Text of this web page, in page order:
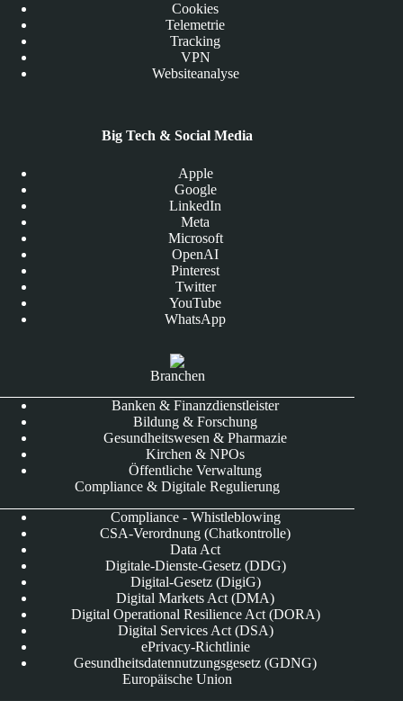
Cookies
Telemetrie
Tracking
VPN
Websiteanalyse
Big Tech & Social Media
Apple
Google
LinkedIn
Meta
Microsoft
OpenAI
Pinterest
Twitter
YouTube
WhatsApp
Branchen
Banken & Finanzdienstleister
Bildung & Forschung
Gesundheitswesen & Pharmazie
Kirchen & NPOs
Öffentliche Verwaltung
Compliance & Digitale Regulierung
Compliance - Whistleblowing
CSA-Verordnung (Chatkontrolle)
Data Act
Digitale-Dienste-Gesetz (DDG)
Digital-Gesetz (DigiG)
Digital Markets Act (DMA)
Digital Operational Resilience Act (DORA)
Digital Services Act (DSA)
ePrivacy-Richtlinie
Gesundheitsdatennutzungsgesetz (GDNG)
Europäische Union